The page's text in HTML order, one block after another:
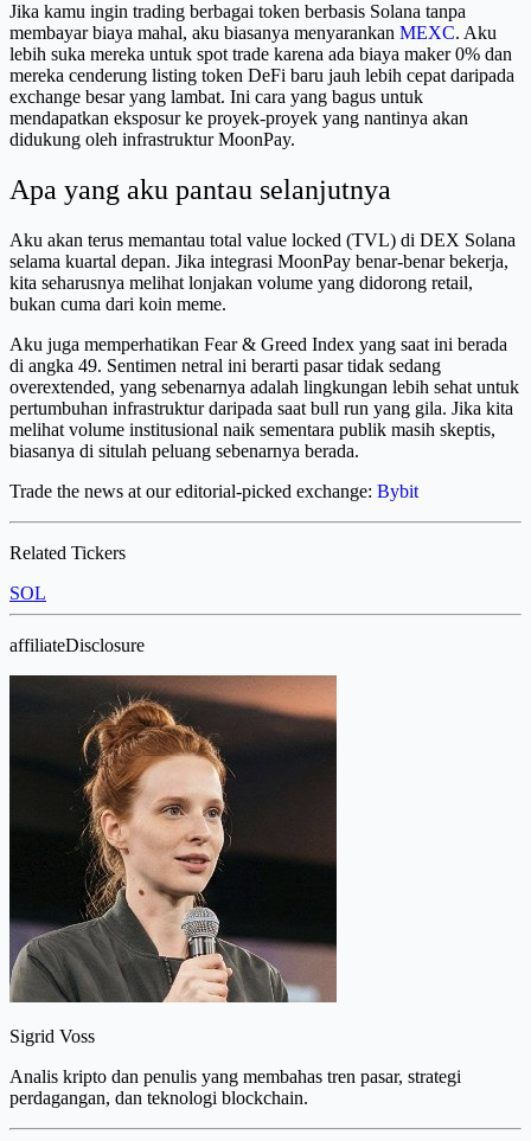
Jika kamu ingin trading berbagai token berbasis Solana tanpa
membayar biaya mahal, aku biasanya menyarankan MEXC. Aku
lebih suka mereka untuk spot trade karena ada biaya maker 0% dan
mereka cenderung listing token DeFi baru jauh lebih cepat daripada
exchange besar yang lambat. Ini cara yang bagus untuk
mendapatkan eksposur ke proyek-proyek yang nantinya akan
didukung oleh infrastruktur MoonPay.
Apa yang aku pantau selanjutnya
Aku akan terus memantau total value locked (TVL) di DEX Solana
selama kuartal depan. Jika integrasi MoonPay benar-benar bekerja,
kita seharusnya melihat lonjakan volume yang didorong retail,
bukan cuma dari koin meme.
Aku juga memperhatikan Fear & Greed Index yang saat ini berada
di angka 49. Sentimen netral ini berarti pasar tidak sedang
overextended, yang sebenarnya adalah lingkungan lebih sehat untuk
pertumbuhan infrastruktur daripada saat bull run yang gila. Jika kita
melihat volume institusional naik sementara publik masih skeptis,
biasanya di situlah peluang sebenarnya berada.
Trade the news at our editorial-picked exchange: Bybit
Related Tickers
SOL
affiliateDisclosure
Sigrid Voss
Analis kripto dan penulis yang membahas tren pasar, strategi
perdagangan, dan teknologi blockchain.